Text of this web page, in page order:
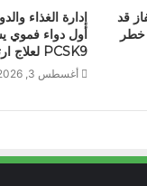
قد
خطر
إدارة الغذاء
أول دواء فموي
PCSK9 لعلاج ارتفاع الكوليسترول
أغسطس 3, 2026